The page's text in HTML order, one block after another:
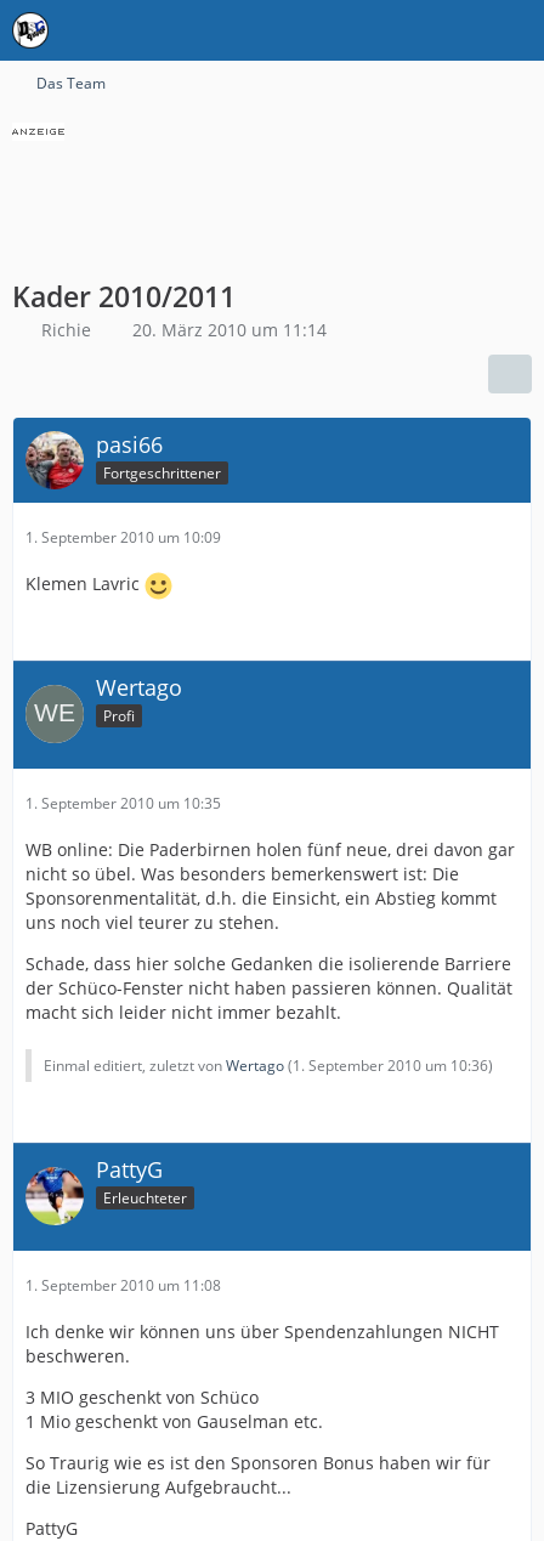
Das Team
Kader 2010/2011
Richie 20. März 2010 um 11:14
pasi66
Fortgeschrittener
1. September 2010 um 10:09
Klemen Lavric
Wertago
Profi
1. September 2010 um 10:35
WB online: Die Paderbirnen holen fünf neue, drei davon gar
nicht so übel. Was besonders bemerkenswert ist: Die
Sponsorenmentalität, d.h. die Einsicht, ein Abstieg kommt
uns noch viel teurer zu stehen.
Schade, dass hier solche Gedanken die isolierende Barriere
der Schüco-Fenster nicht haben passieren können. Qualität
macht sich leider nicht immer bezahlt.
Einmal editiert, zuletzt vonWertago(1. September 2010 um 10:36)
PattyG
Erleuchteter
1. September 2010 um 11:08
Ich denke wir können uns über Spendenzahlungen NICHT
beschweren.
3 MIO geschenkt von Schüco
1 Mio geschenkt von Gauselman etc.
So Traurig wie es ist den Sponsoren Bonus haben wir für
die Lizensierung Aufgebraucht...
PattyG